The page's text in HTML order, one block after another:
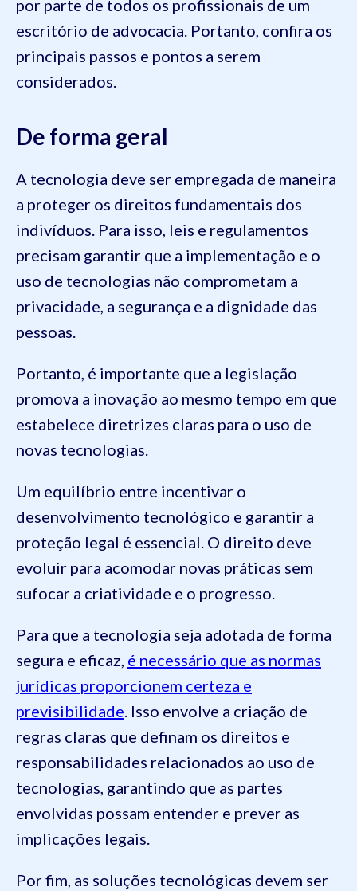
por parte de todos os profissionais de um
escritório de advocacia. Portanto, confira os
principais passos e pontos a serem
considerados.
De forma geral
A tecnologia deve ser empregada de maneira
a proteger os direitos fundamentais dos
indivíduos. Para isso, leis e regulamentos
precisam garantir que a implementação e o
uso de tecnologias não comprometam a
privacidade, a segurança e a dignidade das
pessoas.
Portanto, é importante que a legislação
promova a inovação ao mesmo tempo em que
estabelece diretrizes claras para o uso de
novas tecnologias.
Um equilíbrio entre incentivar o
desenvolvimento tecnológico e garantir a
proteção legal é essencial. O direito deve
evoluir para acomodar novas práticas sem
sufocar a criatividade e o progresso.
Para que a tecnologia seja adotada de forma
segura e eficaz, é necessário que as normas
jurídicas proporcionem certeza e
previsibilidade. Isso envolve a criação de
regras claras que definam os direitos e
responsabilidades relacionados ao uso de
tecnologias, garantindo que as partes
envolvidas possam entender e prever as
implicações legais.
Por fim, as soluções tecnológicas devem ser